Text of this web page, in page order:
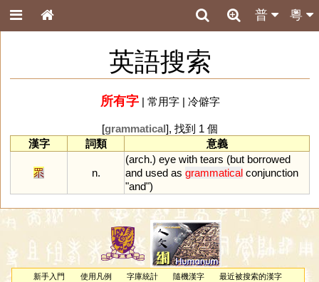
粵
普
英語搜索
所有字| 常用字| 冷僻字
[grammatical], 找到 1 個
漢字
詞類 意義
眔 n.
(arch.) eye with tears (but borrowed
and used as grammatical conjunction
"and")
新手入門 使用凡例 字庫統計 隨機漢字
最近被搜索的漢字